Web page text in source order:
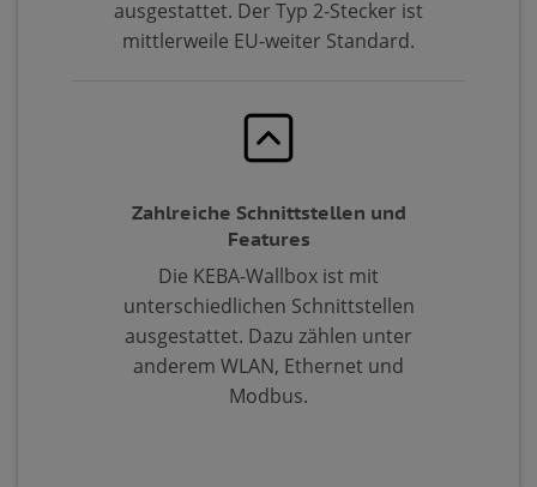
ausgestattet. Der Typ 2-Stecker ist
mittlerweile EU-weiter Standard.
Zahlreiche Schnittstellen und
Features
Die KEBA-Wallbox ist mit
unterschiedlichen Schnittstellen
ausgestattet. Dazu zählen unter
anderem WLAN, Ethernet und
Modbus.